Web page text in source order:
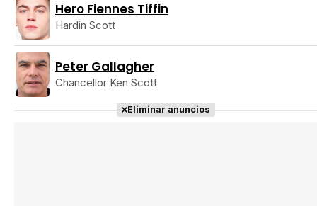
Tráiler en español 'Outcome' (2026)
Hero Fiennes Tiffin
Hardin Scott
Peter Gallagher
Chancellor Ken Scott
Eliminar anuncios